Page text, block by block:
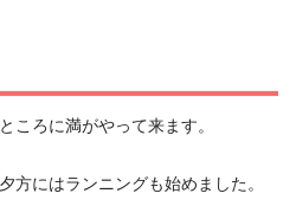
ころに満がやって来ます。
方にはランニングも始めました。